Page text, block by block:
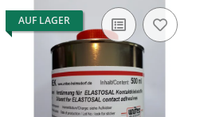
AUF LAGER